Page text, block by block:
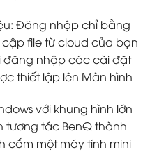
Đăng nhập chỉ bằng
file từ cloud của bạn
đăng nhập các cài đặt
thiết lập lên Màn hình
với khung hình lớn
tương tác BenQ thành
cắm một máy tính mini